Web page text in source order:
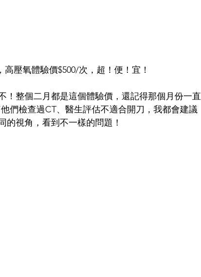
壓氧體驗價$500/次，超！便！宜！
！整個二月都是這個體驗價，還記得那個月份一直
們檢查過CT、醫生評估不適合開刀，我都會建議
的視角，看到不一樣的問題！